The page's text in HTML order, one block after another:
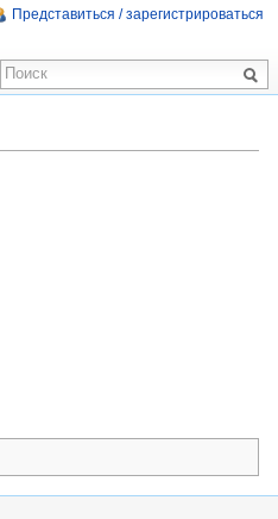
Представиться / зарегистрироваться